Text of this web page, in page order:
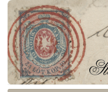
Register
Login